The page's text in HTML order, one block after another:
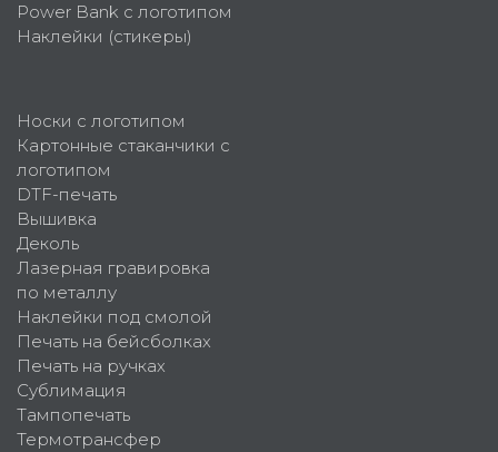
Power Bank с логотипом
Наклейки (стикеры)
Носки с логотипом
Картонные стаканчики с
логотипом
DTF-печать
Вышивка
Деколь
Лазерная гравировка
по металлу
Наклейки под смолой
Печать на бейсболках
Печать на ручках
Сублимация
Тампопечать
Термотрансфер